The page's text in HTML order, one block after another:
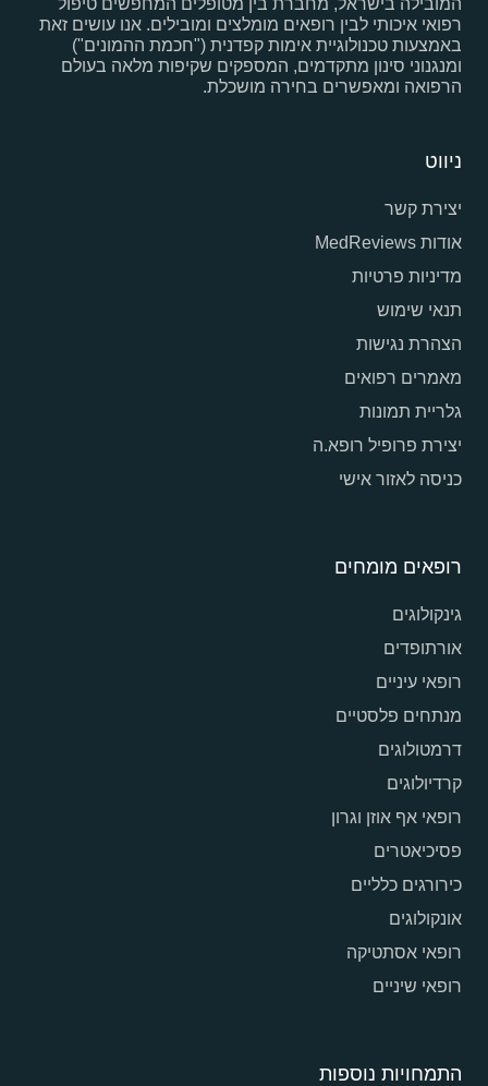
רפואי איכותי לבין רופאים מומלצים ומובילים. אנו עושים זאת
באמצעות טכנולוגיית אימות קפדנית ("חכמת ההמונים")
ומנגנוני סינון מתקדמים, המספקים שקיפות מלאה בעולם
הרפואה ומאפשרים בחירה מושכלת.
ניווט
יצירת קשר
אודות MedReviews
מדיניות פרטיות
תנאי שימוש
הצהרת נגישות
מאמרים רפואים
גלריית תמונות
יצירת פרופיל רופא.ה
כניסה לאזור אישי
רופאים מומחים
גינקולוגים
אורתופדים
רופאי עיניים
מנתחים פלסטיים
דרמטולוגים
קרדיולוגים
רופאי אף אוזן וגרון
פסיכיאטרים
כירורגים כלליים
אונקולוגים
רופאי אסתטיקה
רופאי שיניים
התמחויות נוספות